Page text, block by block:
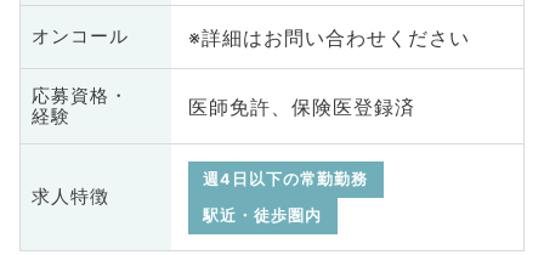
オンコール ※詳細はお問い合わせください
応募資格・
経験
医師免許、保険医登録済
求人特徴
週4日以下の常勤勤務
駅近・徒歩圏内